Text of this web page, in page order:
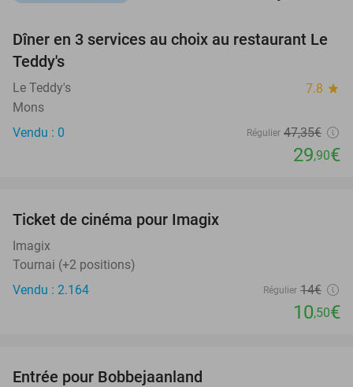
37%
TODAY
Dîner en 3 services au choix au restaurant Le
Teddy's
Le Teddy's 7.8 star
Mons
Vendu : 0
Régulier 47,35€
29,90€
TODAY
Ticket de cinéma pour Imagix
Imagix
Tournai (+2 positions)
Vendu : 2.164
Régulier 14€
10,50€
Entrée pour Bobbejaanland